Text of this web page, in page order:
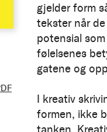
gjelder form
tekster når
potensial
følelsenes
gatene og
I kreativ
formen, ikke